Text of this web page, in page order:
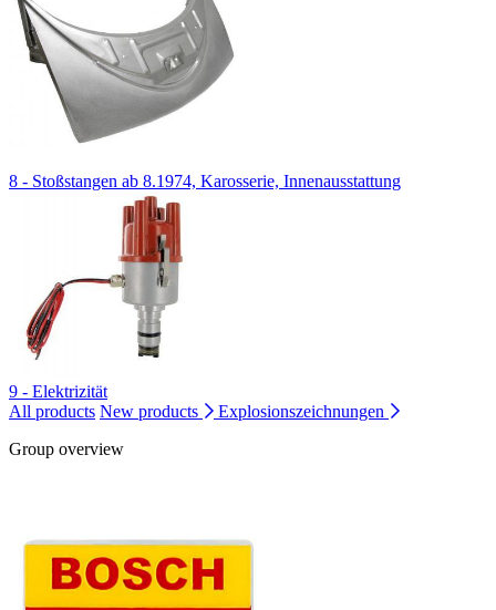
8 - Stoßstangen ab 8.1974, Karosserie, Innenausstattung
9 - Elektrizität
All products New products
Explosionszeichnungen
Group overview